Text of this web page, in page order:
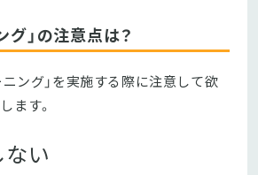
」の注意点は？
ング」を実施する際に注意して欲
ます。
い